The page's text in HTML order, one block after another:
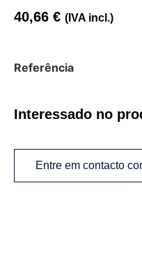
40,66 € (IVA incl.)
Referência
Interessado no
Entre em contacto